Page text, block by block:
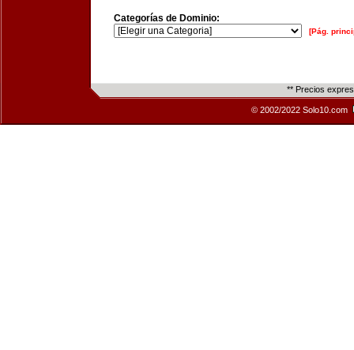
Categorías de Dominio:
[Pág.
** Precios
© 2002/2022 Solo10.com